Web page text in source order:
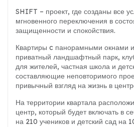
SHIFT – проект, где созданы все
мгновенного переключения в
защищенности и спокойствия.
Квартиры c панорамными окнами
приватный ландшафтный парк,
для жителей, частная школа и
составляющие неповторимого
привычный взгляд на жизнь в
На территории квартала
центр, который будет включать в
на 210 учеников и детский сад на